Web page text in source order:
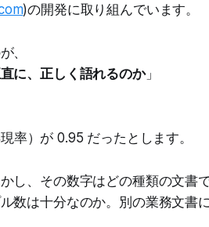
)の開発に取り組んでいます。
、
に、正しく語れるのか」
率）が 0.95 だったとします。
し、その数字はどの種類の文書
数は十分なのか。別の業務文書